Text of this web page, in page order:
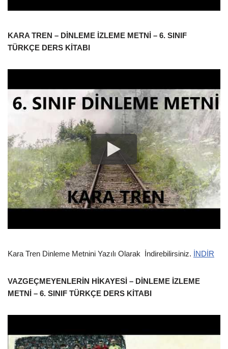
KARA TREN – DİNLEME İZLEME METNİ – 6. SINIF
TÜRKÇE DERS KİTABI
Kara Tren Dinleme Metnini Yazılı Olarak İndirebilirsiniz. İNDİR
VAZGEÇMEYENLERİN HİKAYESİ – DİNLEME İZLEME
METNİ – 6. SINIF TÜRKÇE DERS KİTABI